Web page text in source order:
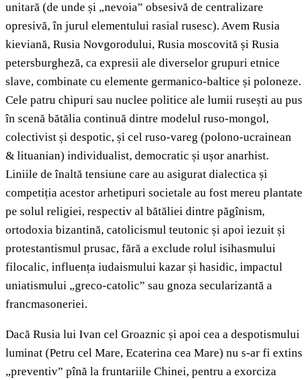
unitară (de unde și „nevoia” obsesivă de centralizare
opresivă, în jurul elementului rasial rusesc). Avem Rusia
kieviană, Rusia Novgorodului, Rusia moscovită și Rusia
petersburgheză, ca expresii ale diverselor grupuri etnice
slave, combinate cu elemente germanico-baltice și poloneze.
Cele patru chipuri sau nuclee politice ale lumii rusești au pus
în scenă bătălia continuă dintre modelul ruso-mongol,
colectivist și despotic, și cel ruso-vareg (polono-ucrainean
& lituanian) individualist, democratic și ușor anarhist.
Liniile de înaltă tensiune care au asigurat dialectica și
competiția acestor arhetipuri societale au fost mereu plantate
pe solul religiei, respectiv al bătăliei dintre păgînism,
ortodoxia bizantină, catolicismul teutonic și apoi iezuit și
protestantismul prusac, fără a exclude rolul isihasmului
filocalic, influența iudaismului kazar și hasidic, impactul
uniatismului „greco-catolic” sau gnoza secularizantă a
francmasoneriei.
Dacă Rusia lui Ivan cel Groaznic și apoi cea a despotismului
luminat (Petru cel Mare, Ecaterina cea Mare) nu s-ar fi extins
„preventiv” pînă la fruntariile Chinei, pentru a exorciza